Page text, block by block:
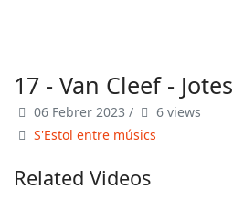
17 - Van Cleef - Jotes
06 Febrer 2023 /
6 views
S'Estol entre músics
Related Videos